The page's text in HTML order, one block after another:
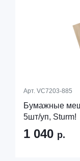
Арт. VC7203-885
Бумажные
5шт/уп, Sturm!
1 040 р.